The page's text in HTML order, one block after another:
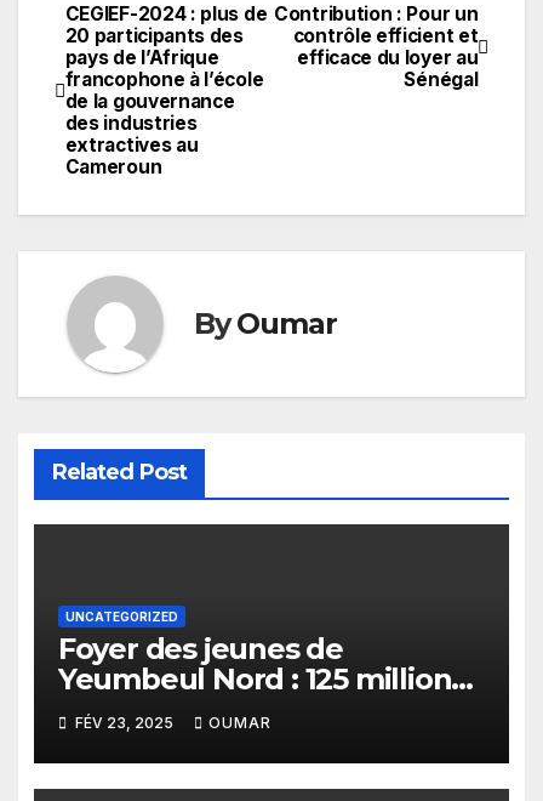
Navigation
de
l’article
Contribution : Pour un
contrôle efficient et
efficace du loyer au
Sénégal
CEGIEF-2024 : plus de
20 participants des
pays de l’Afrique
francophone à l’école
de la gouvernance
des industries
extractives au
Cameroun
ByOumar
Related Post
UNCATEGORIZED
Foyer des jeunes de
Yeumbeul Nord : 125 millions
FCFA pour un bâtiment de
plus de 40 ans
FÉV 23, 2025 OUMAR